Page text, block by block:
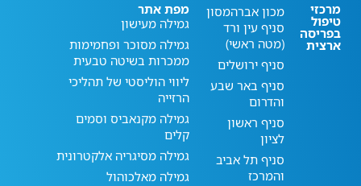
מרכזי
טיפול
בפריסה
ארצית
מכון אברהמסון
סניף עין ורד
(מטה ראשי)
סניף ירושלים
סניף באר שבע
והדרום
סניף ראשון
לציון
סניף תל אביב
והמרכז
מפת אתר
גמילה מעישון
גמילה מסוכר ופחמימות
ממכרות בשיטה טבעית
ליווי הוליסטי של תהליכי
הרזייה
גמילה מקנאביס וסמים
קלים
גמילה מסיגריה אלקטרונית
גמילה מאלכוהול